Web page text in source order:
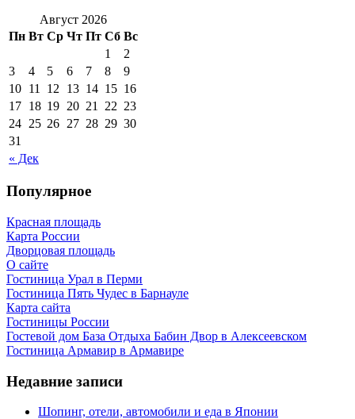
Август 2026
Пн Вт Ср Чт Пт Сб Вс
« Дек
1
2
3
4 5 6 7 8
9
10 11 12 13 14 15 16
17 18 19 20 21 22 23
24 25 26 27 28 29 30
31
Популярное
Красная площадь
Карта России
Дворцовая площадь
О сайте
Гостиница Урал в Перми
Гостиница Пять Чудес в Барнауле
Карта сайта
Гостиницы России
Гостевой дом База Отдыха Бабин Двор в Алексеевском
Гостиница Армавир в Армавире
Недавние записи
Шопинг, отели, автомобили и еда в Японии